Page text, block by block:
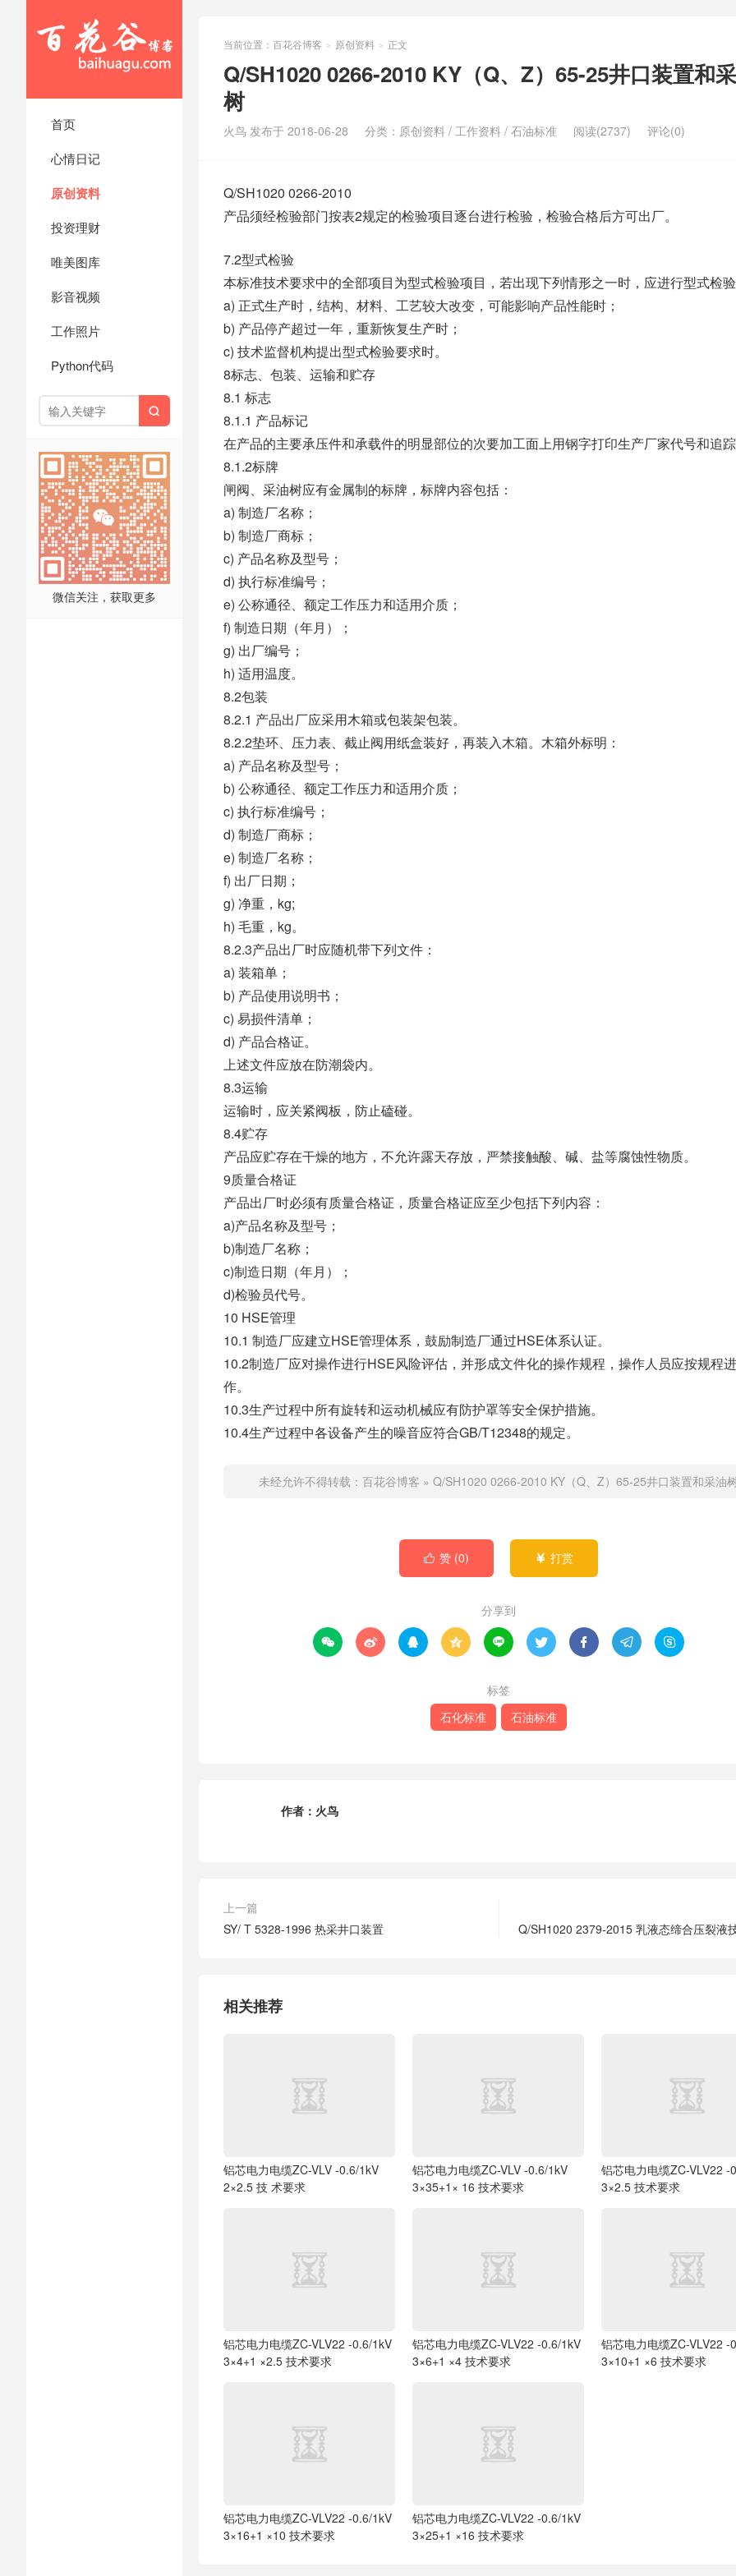
首页
心情日记
原创资料
投资理财
唯美图库
影音视频
工作照片
Python代码

微信关注，获取更多
当前位置： 百花谷博客 > 原创资料 > 正文
Q/SH1020 0266-2010 KY（Q、Z）65-25井口装置和
树
火鸟 发布于 2018-06-28 分类： 原创资料 / 工作资料 / 石油标准 阅读(2737) 评论(0)
Q/SH1020 0266-2010
产品须经检验部门按表2规定的检验项目逐台进行检验，检验合格后方可出厂。
7.2型式检验
本标准技术要求中的全部项目为型式检验项目，若出现下列情形之一时，应进行型式检
a) 正式生产时，结构、材料、工艺较大改变，可能影响产品性能时；
b) 产品停产超过一年，重新恢复生产时；
c) 技术监督机构提出型式检验要求时。
8标志、包装、运输和贮存
8.1 标志
8.1.1 产品标记
在产品的主要承压件和承载件的明显部位的次要加工面上用钢字打印生产厂家代号和追
8.1.2标牌
闸阀、采油树应有金属制的标牌，标牌内容包括：
a) 制造厂名称；
b) 制造厂商标；
c) 产品名称及型号；
d) 执行标准编号；
e) 公称通径、额定工作压力和适用介质；
f) 制造日期（年月）；
g) 出厂编号；
h) 适用温度。
8.2包装
8.2.1 产品出厂应采用木箱或包装架包装。
8.2.2垫环、压力表、截止阀用纸盒装好，再装入木箱。木箱外标明：
a) 产品名称及型号；
b) 公称通径、额定工作压力和适用介质；
c) 执行标准编号；
d) 制造厂商标；
e) 制造厂名称；
f) 出厂日期；
g) 净重，kg;
h) 毛重，kg。
8.2.3产品出厂时应随机带下列文件：
a) 装箱单；
b) 产品使用说明书；
c) 易损件清单；
d) 产品合格证。
上述文件应放在防潮袋内。
8.3运输
运输时，应关紧阀板，防止磕碰。
8.4贮存
产品应贮存在干燥的地方，不允许露天存放，严禁接触酸、碱、盐等腐蚀性物质。
9质量合格证
产品出厂时必须有质量合格证，质量合格证应至少包括下列内容：
a)产品名称及型号；
b)制造厂名称；
c)制造日期（年月）；
d)检验员代号。
10 HSE管理
10.1 制造厂应建立HSE管理体系，鼓励制造厂通过HSE体系认证。
10.2制造厂应对操作进行HSE风险评估，并形成文件化的操作规程，操作人员应按规程
作。
10.3生产过程中所有旋转和运动机械应有防护罩等安全保护措施。
10.4生产过程中各设备产生的噪音应符合GB/T12348的规定。
未经允许不得转载： 百花谷博客 » Q/SH1020 0266-2010 KY（Q、Z）65-25井口装置和采油
 赞 (0)  打赏
分享到
        
标签
石化标准
石油标准
作者： 火鸟
上一篇
SY/ T 5328-1996 热采井口装置
Q/SH1020 2379-2015 乳液态缔合压裂液
相关推荐
铝芯电力电缆ZC-VLV -0.6/1kV
2×2.5 技 术要求
铝芯电力电缆ZC-VLV -0.6/1kV
3×35+1× 16 技术要求
铝芯电力电缆ZC-VLV22 -
3×2.5 技术要求
铝芯电力电缆ZC-VLV22 -0.6/1kV
3×4+1 ×2.5 技术要求
铝芯电力电缆ZC-VLV22 -0.6/1kV
3×6+1 ×4 技术要求
铝芯电力电缆ZC-VLV22 -
3×10+1 ×6 技术要求
铝芯电力电缆ZC-VLV22 -0.6/1kV
3×16+1 ×10 技术要求
铝芯电力电缆ZC-VLV22 -0.6/1kV
3×25+1 ×16 技术要求